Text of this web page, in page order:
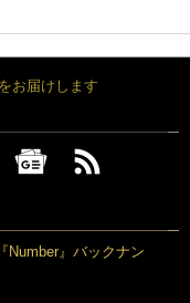
お届けします
Number』バックナン